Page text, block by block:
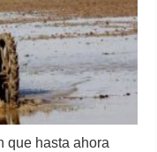
que hasta ahora